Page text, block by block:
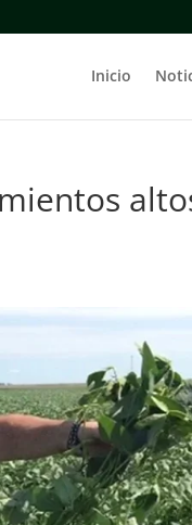
Inicio